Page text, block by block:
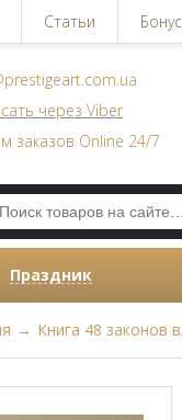
Статьи
через Viber
заказов Online 24/7
Праздник
→ Книга 48 законов